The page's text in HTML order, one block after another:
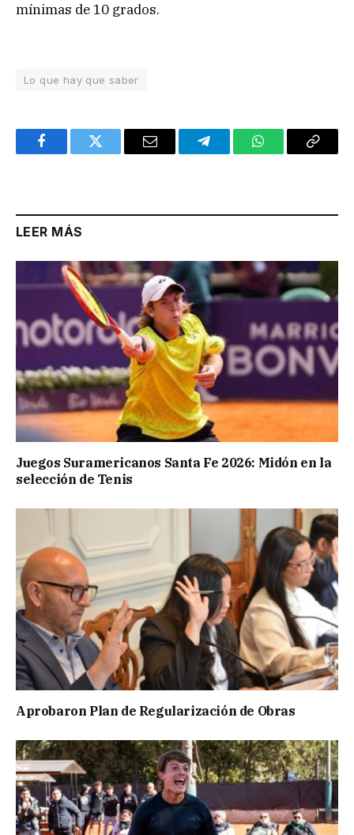
mínimas de 10 grados.
Lo que hay que saber
FacebookTwitter Email TelegramWhatsAppCopy
LEER MÁS
Juegos Suramericanos Santa Fe 2026: Midón en la
selección de Tenis
Aprobaron Plan de Regularización de Obras